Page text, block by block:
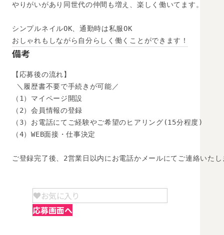
やりがいがあり同世代の仲間も増え、楽しく働いてます。
シンプルネイルOK、通勤時は私服OK
おしゃれもしながら自分らしく働くことができます！
備考
【応募後の流れ】
＼履歴書不要で手続きが可能／
（1）マイページ開設
（2）会員情報の登録
（3）お電話にてご経験やご希望のヒアリング(15分程度)
（4）WEB面接・仕事決定
ご登録完了後、2営業日以内にお電話かメールにてご連絡いたし
お気に入り
応募画面へ